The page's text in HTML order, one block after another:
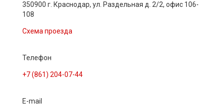
350900 г. Краснодар, ул. Раздельная д. 2/2, офис 106-
108
Схема проезда
Телефон
+7 (861) 204-07-44
E-mail